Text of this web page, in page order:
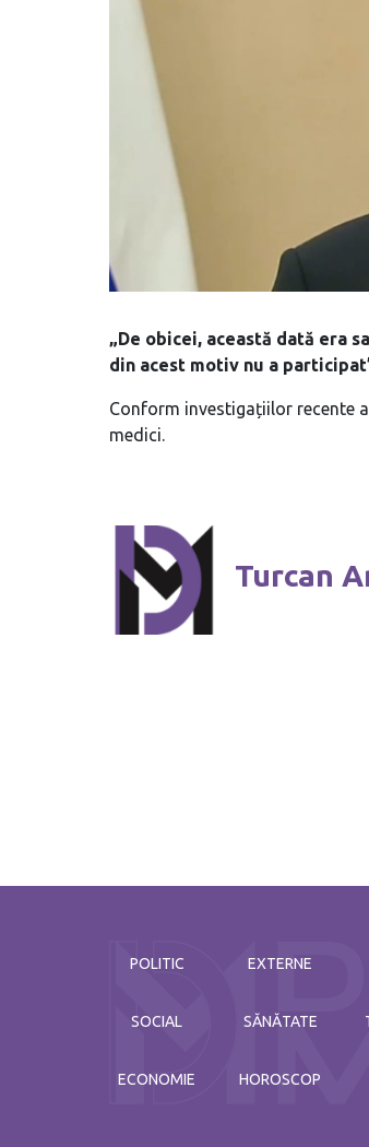
„De obicei, această dată era
din acest motiv nu a
Conform investigațiilor recente
medici.
Turcan
POLITIC
SOCIAL
ECONOMIE
EXTERNE
SĂNĂTATE
HOROSCOP